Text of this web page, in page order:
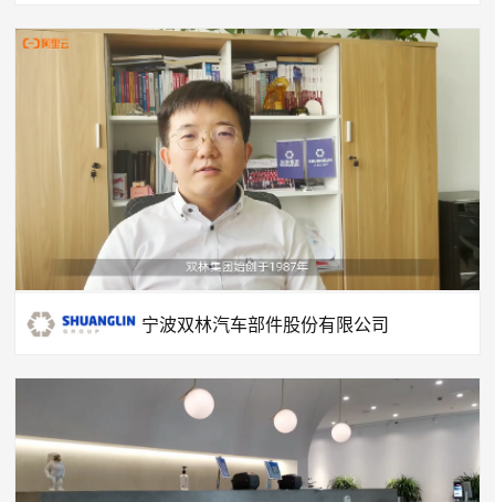
宁波双林汽车部件股份有限公司